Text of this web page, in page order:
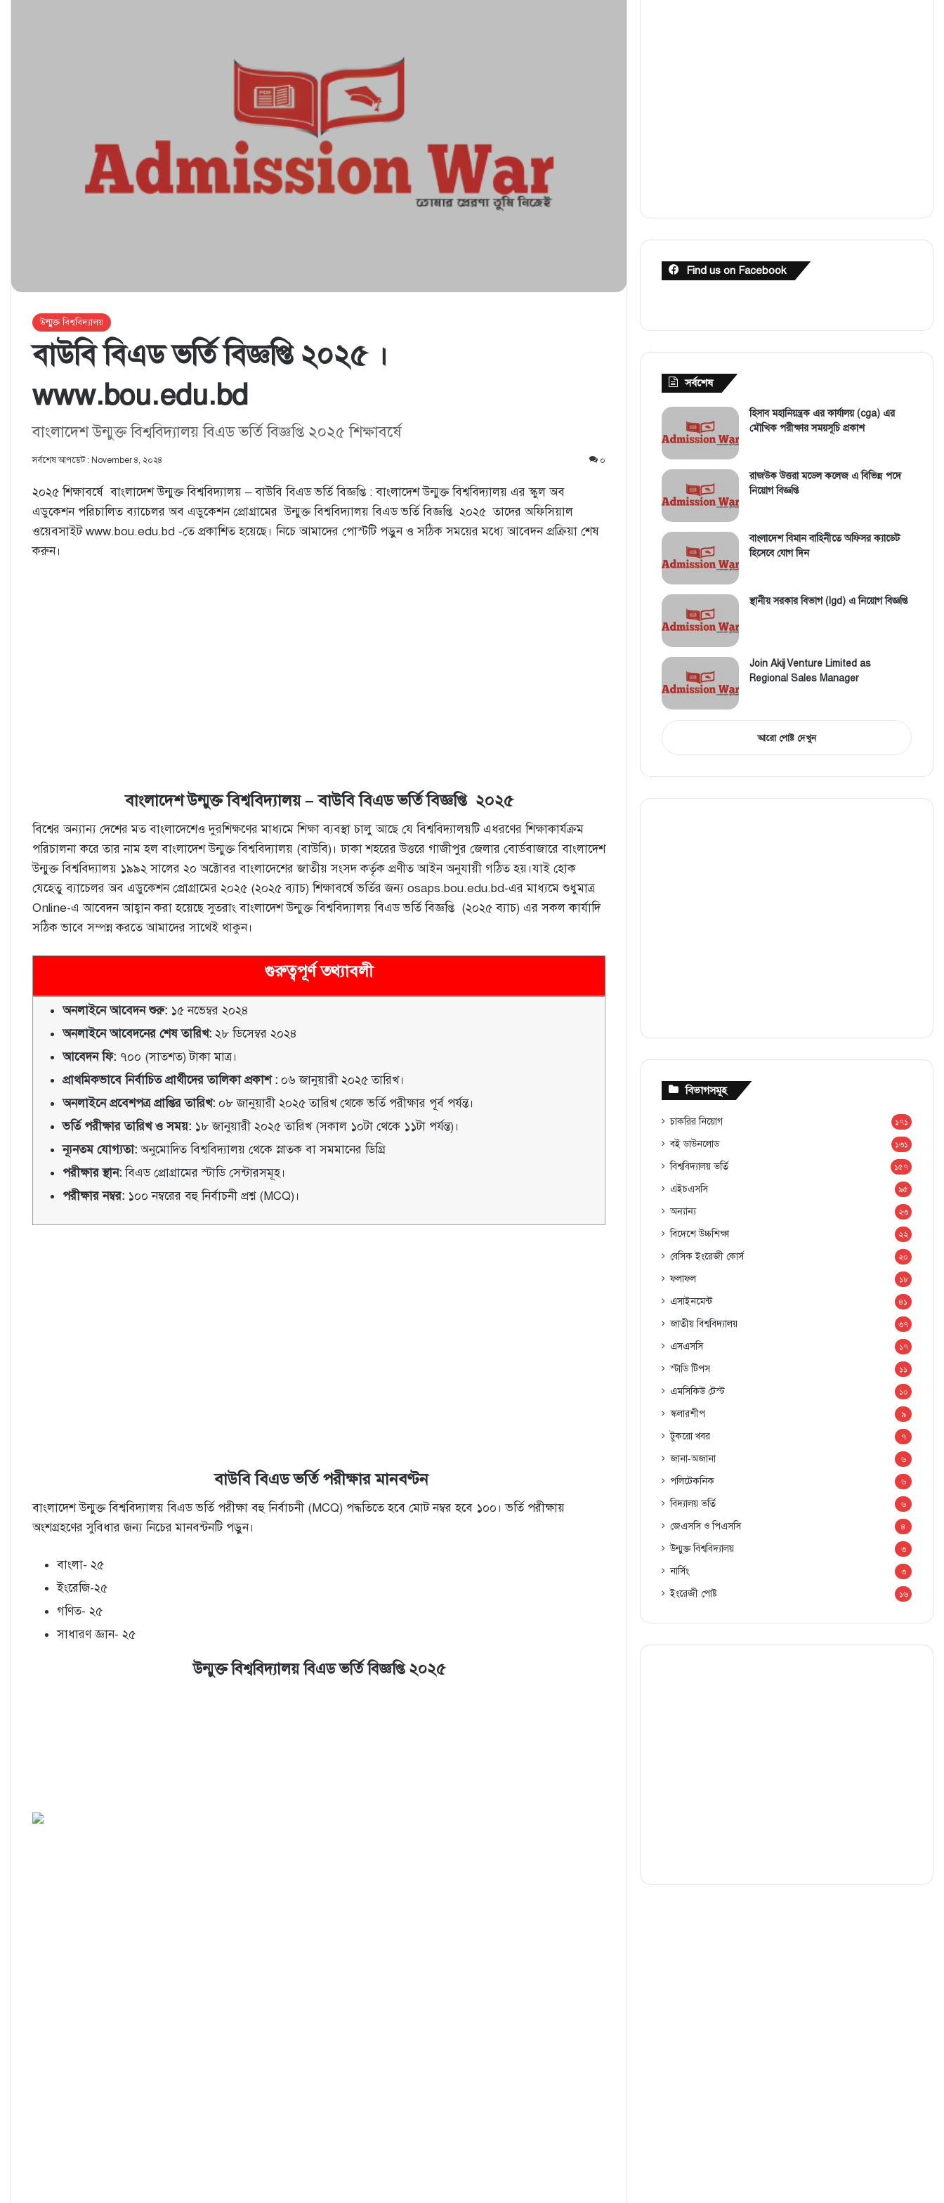
উন্মুক্ত বিশ্ববিদ্যালয়
বাউবি বিএড ভর্তি বিজ্ঞপ্তি ২০২৫ ।
www.bou.edu.bd
বাংলাদেশ উন্মুক্ত বিশ্ববিদ্যালয় বিএড ভর্তি বিজ্ঞপ্তি ২০২৫ শিক্ষাবর্ষে
সর্বশেষ আপডেট : November ৪, ২০২৪ ০
২০২৫ শিক্ষাবর্ষে বাংলাদেশ উন্মুক্ত বিশ্ববিদ্যালয় – বাউবি বিএড ভর্তি বিজ্ঞপ্তি : বাংলাদেশ উন্মুক্ত বিশ্ববিদ্যালয় এর স্কুল অব
এডুকেশন পরিচালিত ব্যাচেলর অব এডুকেশন প্রােগ্রামের উন্মুক্ত বিশ্ববিদ্যালয় বিএড ভর্তি বিজ্ঞপ্তি ২০২৫ তাদের অফিসিয়াল
ওয়েবসাইট www.bou.edu.bd -তে প্রকাশিত হয়েছে। নিচে আমাদের পোস্টটি পড়ুন ও সঠিক সময়ের মধ্যে আবেদন প্রক্রিয়া শেষ
করুন।
বাংলাদেশউন্মুক্তবিশ্ববিদ্যালয় – বাউবি বিএডভর্তিবিজ্ঞপ্তি ২০২৫
বিশ্বের অন্যান্য দেশের মত বাংলাদেশেও দুরশিক্ষণের মাধ্যমে শিক্ষা ব্যবস্থা চালু আছে যে বিশ্ববিদ্যালয়টি এধরণের শিক্ষাকার্যক্রম
পরিচালনা করে তার নাম হল বাংলাদেশ উন্মুক্ত বিশ্ববিদ্যালয় (বাউবি)। ঢাকা শহরের উত্তরে গাজীপুর জেলার বোর্ডবাজারে বাংলাদেশ
উন্মুক্ত বিশ্ববিদ্যালয় ১৯৯২ সালের ২০ অক্টোবর বাংলাদেশের জাতীয় সংসদ কর্তৃক প্রণীত আইন অনুযায়ী গঠিত হয়।যাই হোক
যেহেতু ব্যাচেলর অব এডুকেশন প্রােগ্রামের ২০২৫ (২০২৫ ব্যাচ) শিক্ষাবর্ষে ভর্তির জন্য osaps.bou.edu.bd-এর মাধ্যমে শুধুমাত্র
Online-এ আবেদন আহ্বান করা হয়েছে সুতরাং বাংলাদেশ উন্মুক্ত বিশ্ববিদ্যালয় বিএড ভর্তি বিজ্ঞপ্তি (২০২৫ ব্যাচ) এর সকল কার্যাদি
সঠিক ভাবে সম্পন্ন করতে আমাদের সাথেই থাকুন।
গুরুত্বপূর্ণ তথ্যাবলী
অনলাইনে আবেদন শুরু: ১৫ নভেম্বর ২০২৪
অনলাইনে আবেদনের শেষ তারিখ: ২৮ ডিসেম্বর ২০২৪
আবেদন ফি:৭০০ (সাতশত) টাকা মাত্র।
প্রাথমিকভাবে নির্বাচিত প্রার্থীদের তালিকা প্রকাশ :০৬ জানুয়ারী ২০২৫ তারিখ।
অনলাইনে প্রবেশপত্র প্রাপ্তির তারিখ:০৮ জানুয়ারী ২০২৫ তারিখ থেকে ভর্তি পরীক্ষার পূর্ব পর্যন্ত।
ভর্তি পরীক্ষার তারিখ ও সময়:১৮ জানুয়ারী ২০২৫ তারিখ (সকাল ১০টা থেকে ১১টা পর্যন্ত)।
ন্যূনতম যােগ্যতা:অনুমােদিত বিশ্ববিদ্যালয় থেকে স্নাতক বা সমমানের ডিগ্রি
পরীক্ষার স্থান:বিএড প্রোগ্রামের স্টাডি সেন্টারসমূহ।
পরীক্ষার নম্বর:১০০ নম্বরের বহু নির্বাচনী প্রশ্ন (MCQ)।
বাউবি বিএড ভর্তি পরীক্ষার মানবণ্টন
বাংলাদেশ উন্মুক্ত বিশ্ববিদ্যালয় বিএড ভর্তি পরীক্ষা বহু নির্বাচনী (MCQ) পদ্ধতিতে হবে মোট নম্বর হবে ১০০। ভর্তি পরীক্ষায়
অংশগ্রহণের সুবিধার জন্য নিচের মানবন্টনটি পড়ুন।
বাংলা- ২৫
ইংরেজি-২৫
গণিত- ২৫
সাধারণ জ্ঞান- ২৫
উন্মুক্ত বিশ্ববিদ্যালয় বিএড ভর্তিবিজ্ঞপ্তি২০২৫
Find us on Facebook
সর্বশেষ
হিসাব মহানিয়ন্ত্রক এর কার্যালয় (cga) এর
মৌখিক পরীক্ষার সময়সূচি প্রকাশ
রাজউক উত্তরা মডেল কলেজ এ বিভিন্ন পদে
নিয়োগ বিজ্ঞপ্তি
বাংলাদেশ বিমান বাহিনীতে অফিসর ক্যাডেট
হিসেবে যোগ দিন
স্থানীয় সরকার বিভাগ (lgd) এ নিয়োগ বিজ্ঞপ্তি
Join Akij Venture Limited as
Regional Sales Manager
আরো পোষ্ট দেখুন
বিভাগসমূহ
চাকরির নিয়োগ ১৭১
বই ডাউনলোড ১৩১
বিশ্ববিদ্যালয় ভর্তি ১৫৭
এইচএসসি ৯৫
অন্যান্য ২৩
বিদেশে উচ্চশিক্ষা ২২
বেসিক ইংরেজী কোর্স ২০
ফলাফল ১৮
এসাইনমেন্ট ৪১
জাতীয় বিশ্ববিদ্যালয় ৩৭
এসএসসি ১৭
স্টাডি টিপস ১১
এমসিকিউ টেস্ট ১০
স্কলারশীপ ৯
টুকরো খবর ৭
জানা-অজানা ৬
পলিটেকনিক ৬
বিদ্যালয় ভর্তি ৬
জেএসসি ও পিএসসি ৪
উন্মুক্ত বিশ্ববিদ্যালয় ৩
নার্সিং ৩
ইংরেজী পোষ্ট ১৬